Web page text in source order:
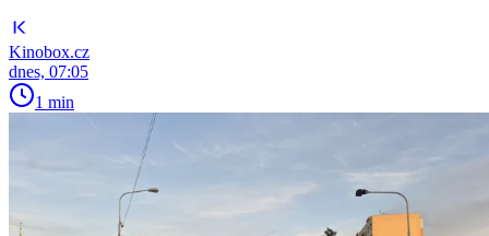
Kinobox.cz
dnes, 07:05
1 min